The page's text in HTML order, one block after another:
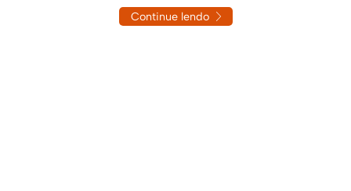
Continue lendo